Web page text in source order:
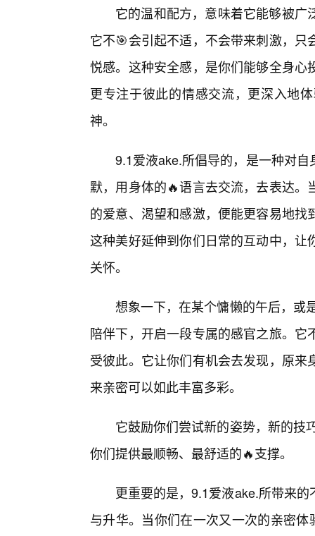
它的温和配方，意味着它能够被
它不🎯会引起不适，不会带来刺激，
悦感。这种安全感，是你们能够全身
更专注于彼此的情感交流，更深入地
神。
9.1爱液ake.所倡导的，是一种对
默，用身体的🔥语言去交流，去表达
的爱意、渴望和感激，便能更容易地
这种美好延伸到你们日常的互动中，
关怀。
想象一下，在某个慵懒的午后，或
陪伴下，开启一段专属的感官之旅。
受彼此。它让你们有机会去发现，原
来亲密可以如此丰富多彩。
它鼓励你们尝试新的姿势，新的技
你们提供最顺畅、最舒适的🔥支撑。
更重要的是，9.1爱液ake.所带来
与升华。当你们在一次又一次的亲密